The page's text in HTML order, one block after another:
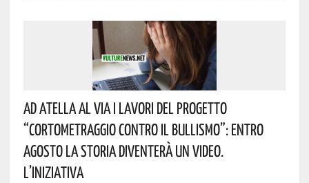
Ad Atella Al Via I Lavori Del Progetto
“Cortometraggio Contro Il Bullismo”: Entro
Agosto La Storia Diventerà Un Video.
L’iniziativa